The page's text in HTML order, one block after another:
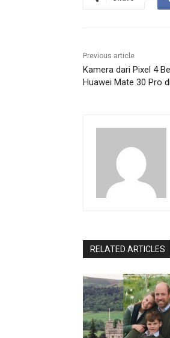
Previous article
Kamera dari Pixel 4
Huawei Mate 30 Pro
RELATED ARTICLES